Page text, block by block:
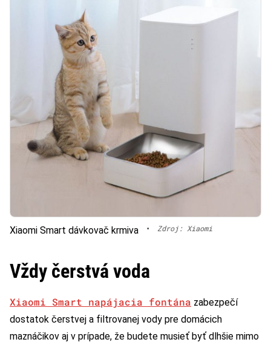
Xiaomi Smart dávkovač krmiva • Zdroj: Xiaomi
Vždy čerstvá voda
Xiaomi Smart napájacia fontána zabezpečí
dostatok čerstvej a filtrovanej vody pre domácich
maznáčikov aj v prípade, že budete musieť byť dlhšie mimo